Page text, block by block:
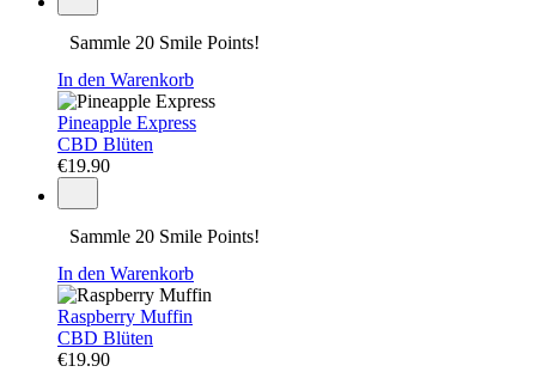
Sammle 20 Smile Points!
In den Warenkorb
Pineapple Express
CBD Blüten
€19.90
Sammle 20 Smile Points!
In den Warenkorb
Raspberry Muffin
CBD Blüten
€19.90